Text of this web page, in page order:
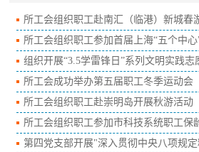
所工会组织职工赴南汇（临港）新城春
所工会组织职工参加首届上海“五个中
组织开展“3.5学雷锋日”系列文明实践志
所工会成功举办第五届职工冬季运动会
所工会组织职工赴崇明岛开展秋游活动
所工会组织职工参加市科技系统职工保
第四党支部开展"深入贯彻中央八项规